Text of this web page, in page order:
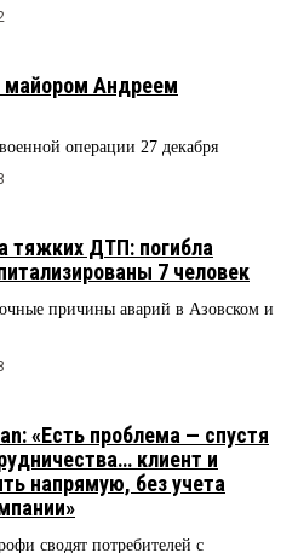
майором Андреем
операции 27 декабря
тяжких ДТП: погибла
7 человек
причины аварий в Азовском и
«Есть проблема — спустя
клиент и
напрямую, без учета
сводят потребителей с